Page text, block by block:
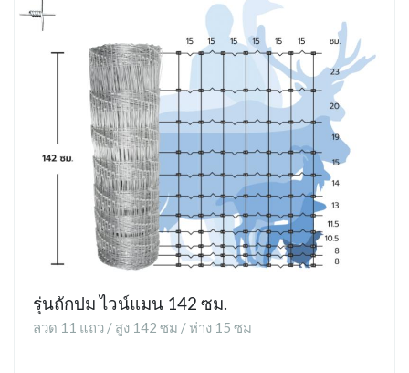
รุ่นถักปม ไวน์แมน 142 ซม.
ลวด 11 แถว / สูง 142 ซม / ห่าง 15 ซม